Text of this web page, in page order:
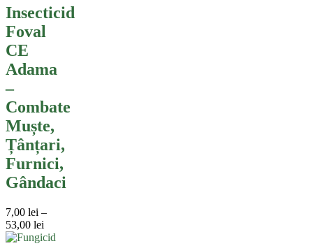
95,00 lei
mai
multe
variații.
Opțiunile
pot
fi
pagina
produsului.
Insecticid
Foval
CE
Adama
–
Combate
Muște,
Țânțari,
Furnici,
Gândaci
7,00 lei –
53,00 lei
de